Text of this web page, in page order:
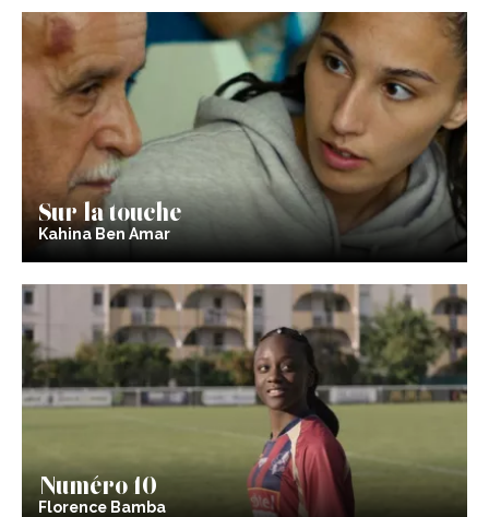
Sur la touche
Kahina Ben Amar
Numéro 10
Florence Bamba